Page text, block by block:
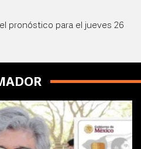
pronóstico para el jueves 26